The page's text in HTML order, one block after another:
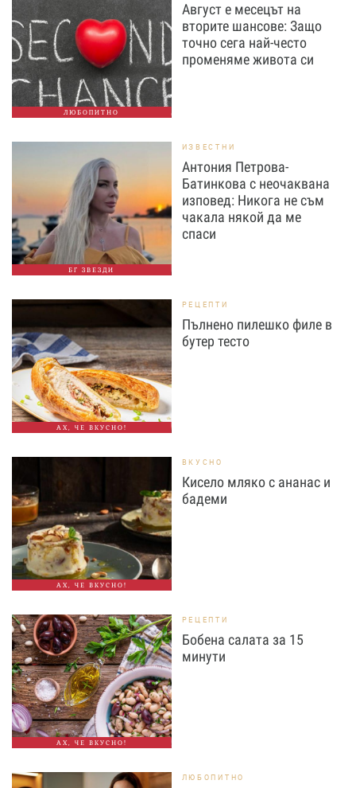
ЛЮБОПИТНО
Август е месецът на
вторите шансове: Защо
точно сега най-често
променяме живота си
БГ ЗВЕЗДИ
ИЗВЕСТНИ
Антония Петрова-
Батинкова с неочаквана
изповед: Никога не съм
чакала някой да ме
спаси
АХ, ЧЕ ВКУСНО!
РЕЦЕПТИ
Пълнено пилешко филе в
бутер тесто
АХ, ЧЕ ВКУСНО!
ВКУСНО
Кисело мляко с ананас и
бадеми
АХ, ЧЕ ВКУСНО!
РЕЦЕПТИ
Бобена салата за 15
минути
ЛЮБОПИТНО